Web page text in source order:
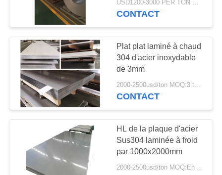
inoxydable
bande d'acier
inoxydable
36
CONTACT
Plat plat laminé à chaud
304 d'acier inoxydable
de 3mm
2000-2500usd/ton MOQ:3 tonnes ou en tant que votre condition
CONTACT
HL de la plaque d'acier
Sus304 laminée à froid
par 1000x2000mm
2000-2500usd/ton MOQ:En tant que votre condition